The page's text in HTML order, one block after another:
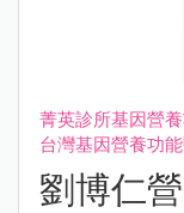
菁英診所基因營
台灣基因營養功
劉博仁